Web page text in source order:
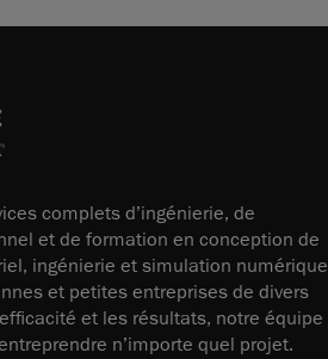
complets d’ingénierie, de
et de formation en conception de
ingénierie et simulation numérique
et petites entreprises de divers
et les résultats, notre équipe
n’importe quel projet.